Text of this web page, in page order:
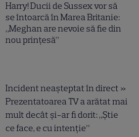
Harry! Ducii de Sussex vor să
se întoarcă în Marea Britanie:
„Meghan are nevoie să fie din
nou prințesă”
Incident neașteptat în direct »
Prezentatoarea TV a arătat mai
mult decât și-ar fi dorit: „Știe
ce face, e cu intenție”